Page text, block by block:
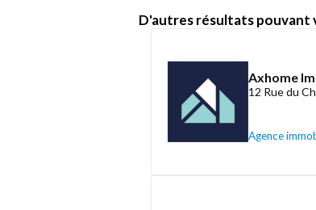
D'autres résultats pouvant
Axhome
12 Rue du
Agence